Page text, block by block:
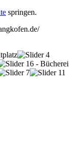
springen.